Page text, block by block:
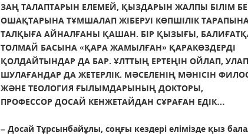
ЗАҢ ТАЛАПТАРЫН ЕЛЕМЕЙ, ҚЫЗДАРЫН ЖАЛПЫ БІЛІМ
ОШАҚТАРЫНА ТҰМШАЛАП ЖІБЕРУІ КӨПШІЛІК
ТАЛҚЫҒА АЙНАЛҒАНЫ ҚАШАН. БІР ҚЫЗЫҒЫ,
ТОЛМАЙ БАСЫНА «ҚАРА ЖАМЫЛҒАН» ҚАРАКӨЗДЕРДІ
ҚОЛДАЙТЫНДАР ДА БАР. ҰЛТТЫҢ ЕРТЕҢІН ОЙЛАП,
ШУЛАҒАНДАР ДА ЖЕТЕРЛІК. МӘСЕЛЕНІҢ МӘНІСІН
ЖӘНЕ ТЕОЛОГИЯ ҒЫЛЫМДАРЫНЫҢ ДОКТОРЫ,
ПРОФЕССОР ДОСАЙ КЕНЖЕТАЙДАН СҰРАҒАН ЕДІК…
– Досай Тұрсынбайұлы, соңғы кездері елімізде қыз